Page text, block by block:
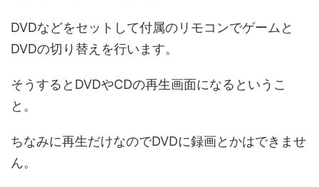
DVDなどをセットして付属のリモコンでゲームと
DVDの切り替えを行います。
そうするとDVDやCDの再生画面になるというこ
と。
ちなみに再生だけなのでDVDに録画とかはできませ
ん。